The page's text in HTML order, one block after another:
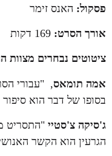
פסקול: האנס זימר
אורך הסרט:
ציטוטים נבחרים מצוות
אמה תומאס, "עבורי
בסופו של דבר הוא
ג'סיקה צ'סטיי "התסריט
הגרעין הוא הקשר